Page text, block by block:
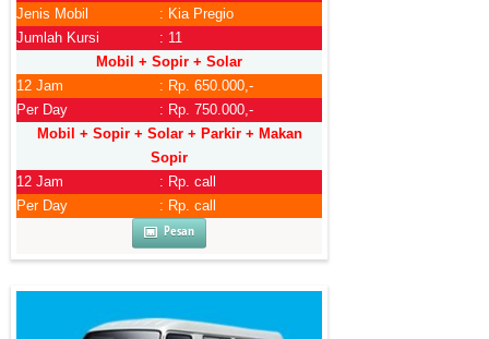
Jenis Mobil
: Kia Pregio
Jumlah Kursi
: 11
Mobil + Sopir + Solar
12 Jam
: Rp. 650.000,-
Per Day
: Rp. 750.000,-
Mobil + Sopir + Solar + Parkir + Makan
Sopir
12 Jam
: Rp. call
Per Day
: Rp. call
Pesan